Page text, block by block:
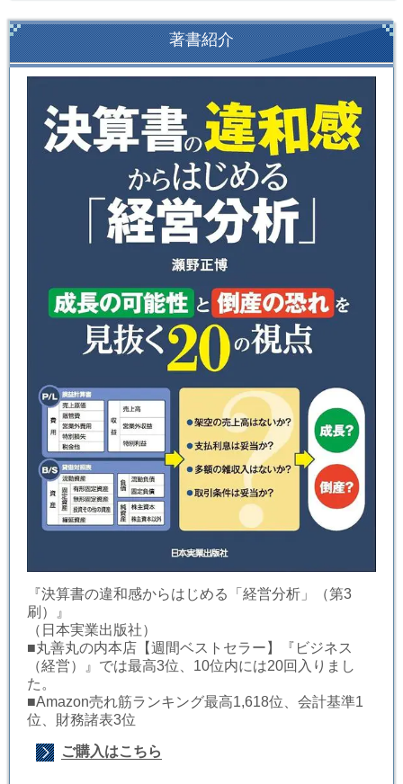
著書紹介
『決算書の違和感からはじめる「経営分析」（第3
刷）』
（日本実業出版社）
■丸善丸の内本店【週間ベストセラー】『ビジネス
（経営）』では最高3位、10位内には20回入りまし
た。
■Amazon売れ筋ランキング最高1,618位、会計基準1
位、財務諸表3位
ご購入はこちら